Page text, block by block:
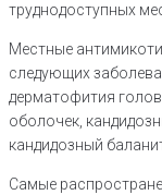
труднодоступных
Местные
следующих
дерматофития
оболочек,
кандидозный
Самые